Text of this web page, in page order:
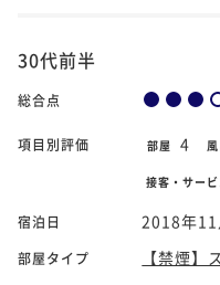
30代前半
総合点
項目別評価 部屋 4
接客・サービ
宿泊日 2018年11
部屋タイプ
【禁煙】